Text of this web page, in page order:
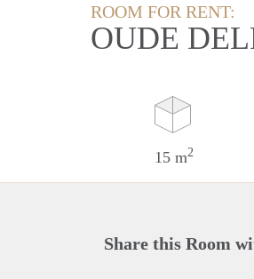
ROOM FOR RENT:
OUDE
15 m2
Share this Room